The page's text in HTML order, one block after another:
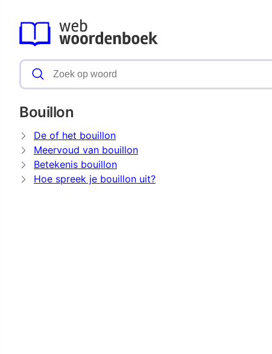
Bouillon
De of het bouillon
Meervoud van bouillon
Betekenis bouillon
Hoe spreek je bouillon uit?